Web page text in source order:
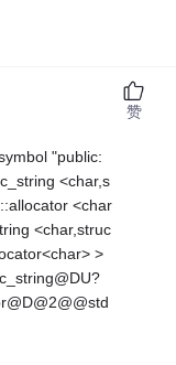
"public:
<char,s
<char
<char,struc
>
赞